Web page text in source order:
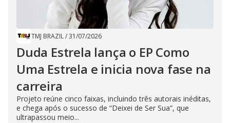
TMJ BRAZIL/31/07/2026
Duda Estrela lança o EP Como
Uma Estrela e inicia nova fase na
carreira
Projeto reúne cinco faixas, incluindo três autorais inéditas,
e chega após o sucesso de “Deixei de Ser Sua”, que
ultrapassou meio...